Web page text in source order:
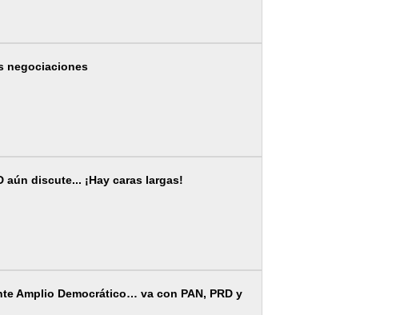
negociaciones
aún discute... ¡Hay caras largas!
Amplio Democrático… va con PAN, PRD y